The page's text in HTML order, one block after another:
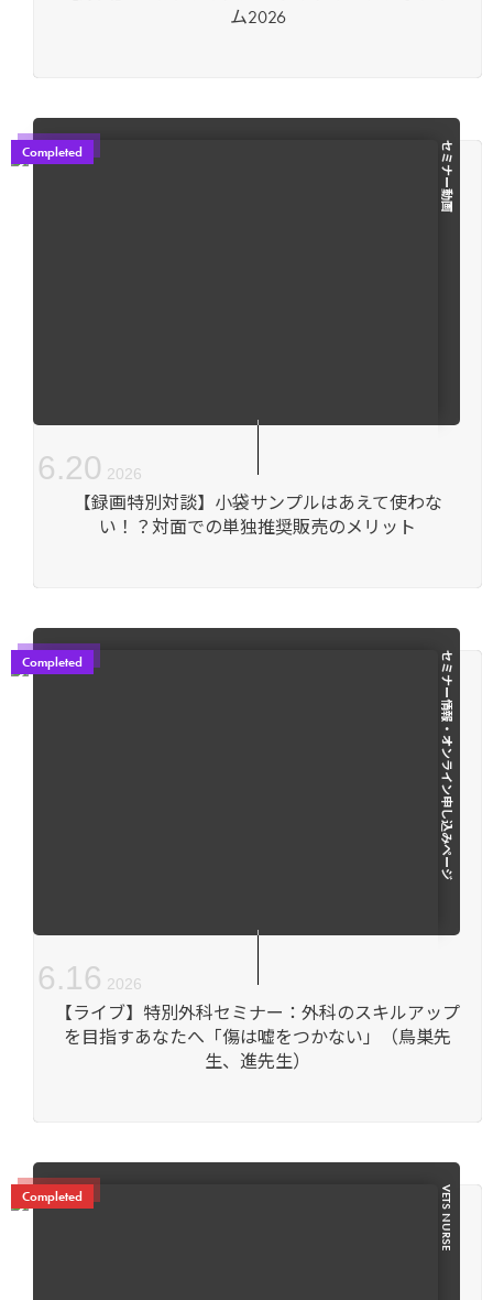
ム2026
セミナー動画
【録画特別対談】小袋サンプルはあえて使わな
い！？対面での単独推奨販売のメリット
6.20 2026
Completed
セミナー情報・オンライン申し込みページ
【ライブ】特別外科セミナー：外科のスキルアップ
を目指すあなたへ「傷は嘘をつかない」（鳥巣先
生、進先生）
6.16 2026
Completed
VETS NURSE
Completed